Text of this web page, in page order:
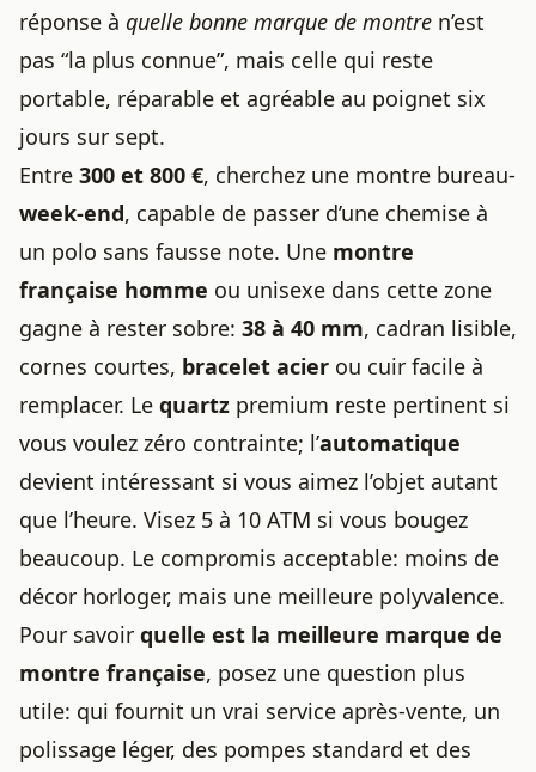
réponse à quelle bonne marque de montre n’est
pas “la plus connue”, mais celle qui reste
portable, réparable et agréable au poignet six
jours sur sept.
Entre 300 et 800 €, cherchez une montre bureau-
week-end, capable de passer d’une chemise à
un polo sans fausse note. Une montre
française homme ou unisexe dans cette zone
gagne à rester sobre: 38 à 40 mm, cadran lisible,
cornes courtes, bracelet acier ou cuir facile à
remplacer. Le quartz premium reste pertinent si
vous voulez zéro contrainte; l’automatique
devient intéressant si vous aimez l’objet autant
que l’heure. Visez 5 à 10 ATM si vous bougez
beaucoup. Le compromis acceptable: moins de
décor horloger, mais une meilleure polyvalence.
Pour savoir quelle est la meilleure marque de
montre française, posez une question plus
utile: qui fournit un vrai service après-vente, un
polissage léger, des pompes standard et des